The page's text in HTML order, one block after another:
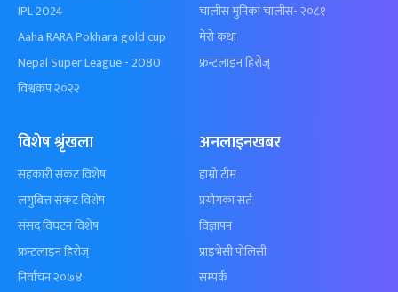
IPL 2024
Aaha RARA Pokhara gold cup
Nepal Super League - 2080
विश्वकप २०२२
चालीस मुनिका चालीस- २०८१
मेरो कथा
फ्रन्टलाइन हिरोज्
विशेष श्रृंखला
सहकारी संकट विशेष
लगुबित्त संकट विशेष
संसद विघटन विशेष
फ्रन्टलाइन हिरोज्
निर्वाचन २०७४
अनलाइनखबर
हाम्रो टीम
प्रयोगका सर्त
विज्ञापन
प्राइभेसी पोलिसी
सम्पर्क